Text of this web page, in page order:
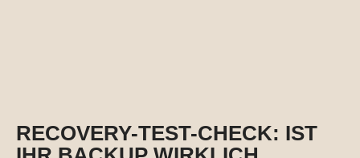
RECOVERY-TEST-CHECK: IST